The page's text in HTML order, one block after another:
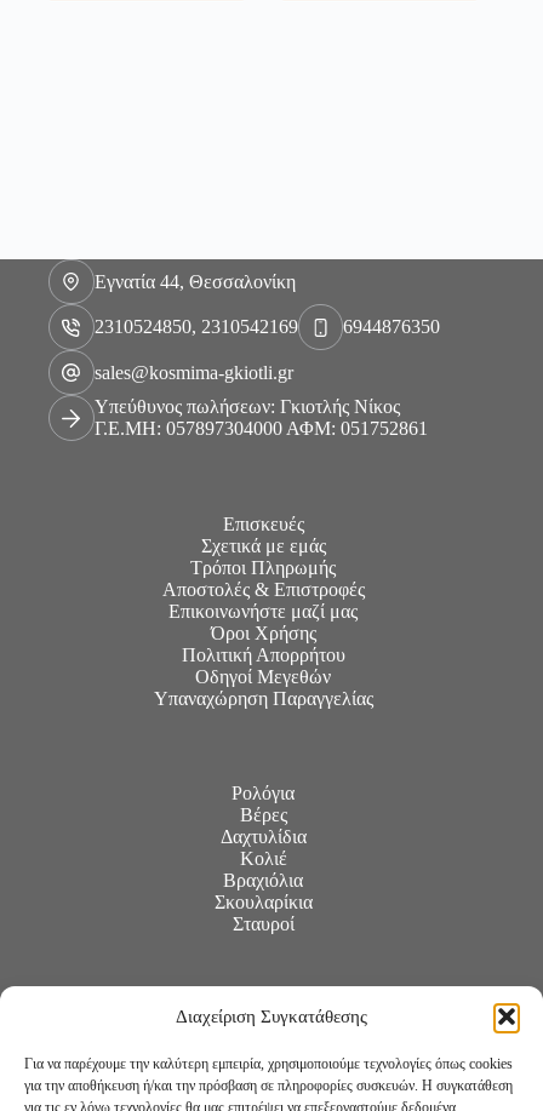
Διαχείριση Συγκατάθεσης
Για να παρέχουμε την καλύτερη εμπειρία, χρησιμοποιούμε τεχνολογίες όπως cookies
για την αποθήκευση ή/και την πρόσβαση σε πληροφορίες συσκευών. Η συγκατάθεση
για τις εν λόγω τεχνολογίες θα μας επιτρέψει να επεξεργαστούμε δεδομένα
Εγνατία 44, Θεσσαλονίκη
2310524850, 2310542169 6944876350
sales@kosmima-gkiotli.gr
Υπεύθυνος πωλήσεων: Γκιοτλής Νίκος
Γ.Ε.ΜΗ: 057897304000 ΑΦΜ: 051752861
Επισκευές
Σχετικά με εμάς
Τρόποι Πληρωμής
Αποστολές & Επιστροφές
Επικοινωνήστε μαζί μας
Όροι Χρήσης
Πολιτική Απορρήτου
Οδηγοί Μεγεθών
Υπαναχώρηση Παραγγελίας
Ρολόγια
Βέρες
Δαχτυλίδια
Κολιέ
Βραχιόλια
Σκουλαρίκια
Σταυροί